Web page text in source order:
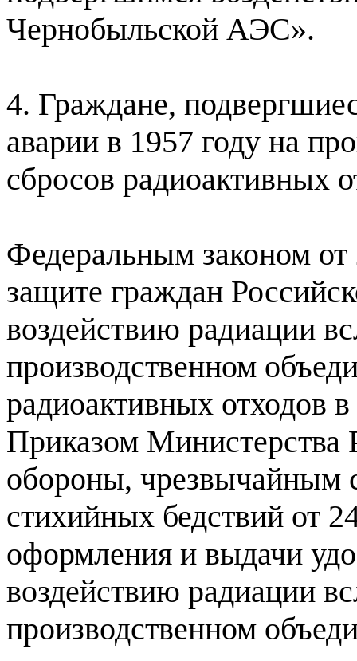
Чернобыльской АЭС».
4. Граждане,
аварии в 1957 году на
сбросов радиоактивных
Федеральным законом
защите граждан
воздействию радиации
производственном
радиоактивных отходов
Приказом Министерства
обороны, чрезвычайным
стихийных бедствий от
оформления и выдачи
воздействию радиации
производственном